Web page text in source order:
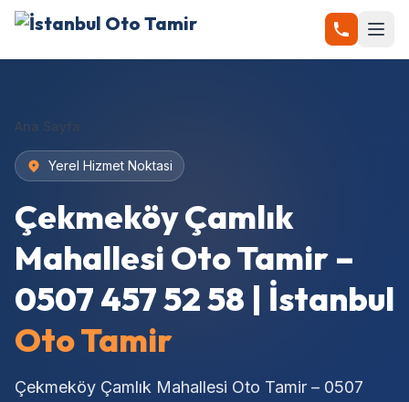
Ana Sayfa
Yerel Hizmet Noktasi
Çekmeköy Çamlık
Mahallesi Oto Tamir –
0507 457 52 58 | İstanbul
Oto Tamir
Çekmeköy Çamlık Mahallesi Oto Tamir – 0507